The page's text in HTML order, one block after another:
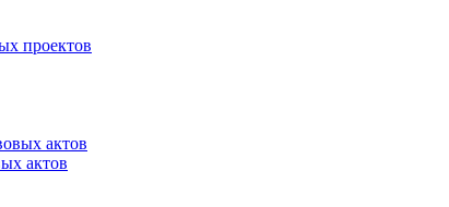
проектов
актов
актов